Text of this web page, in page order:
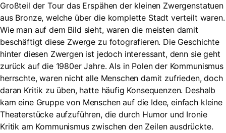
Großteil der Tour das Erspähen der kleinen Zwergenstatuen
aus Bronze, welche über die komplette Stadt verteilt waren.
Wie man auf dem Bild sieht, waren die meisten damit
beschäftigt diese Zwerge zu fotografieren. Die Geschichte
hinter diesen Zwergen ist jedoch interessant, denn sie geht
zurück auf die 1980er Jahre. Als in Polen der Kommunismus
herrschte, waren nicht alle Menschen damit zufrieden, doch
daran Kritik zu üben, hatte häufig Konsequenzen. Deshalb
kam eine Gruppe von Menschen auf die Idee, einfach kleine
Theaterstücke aufzuführen, die durch Humor und Ironie
Kritik am Kommunismus zwischen den Zeilen ausdrückte.